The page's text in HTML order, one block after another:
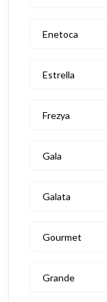
Enetoca
Estrella
Frezya
Gala
Galata
Gourmet
Grande